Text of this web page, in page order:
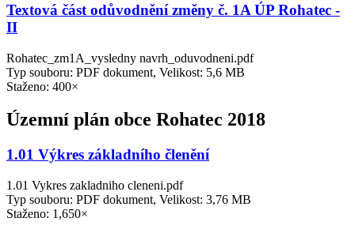
Textová část odůvodnění změny č. 1A ÚP Rohatec -
II
Rohatec_zm1A_vysledny navrh_oduvodneni.pdf
Typ souboru: PDF dokument, Velikost: 5,6 MB
Staženo: 400×
Územní plán obce Rohatec 2018
1.01 Výkres základního členění
1.01 Vykres zakladniho cleneni.pdf
Typ souboru: PDF dokument, Velikost: 3,76 MB
Staženo: 1,650×